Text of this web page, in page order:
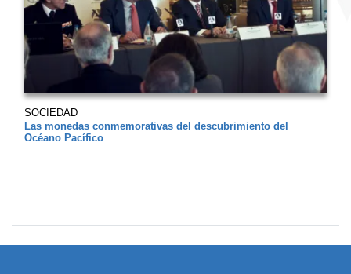
SOCIEDAD
Las monedas conmemorativas del descubrimiento del
Océano Pacífico